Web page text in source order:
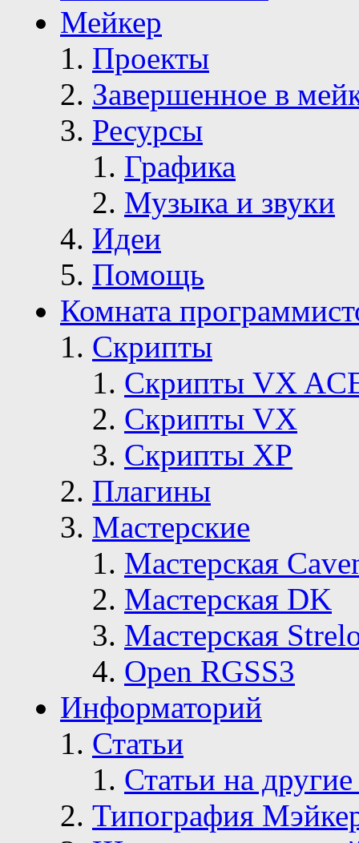
Мейкер
Проекты
Завершенное в
Ресурсы
Графика
Музыка и звуки
Идеи
Помощь
Комната
Скрипты
Скрипты VX
Скрипты VX
Скрипты ХР
Плагины
Мастерские
Мастерская
Мастерская DK
Мастерская
Open RGSS3
Информаторий
Статьи
Статьи на
Типография